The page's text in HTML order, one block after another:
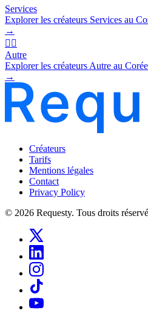
Services
Explorer les créateurs Services au
→
🧜‍♂️
Autre
Explorer les créateurs Autre au
→
Créateurs
Tarifs
Mentions légales
Contact
Privacy Policy
© 2026 Requesty. Tous droits